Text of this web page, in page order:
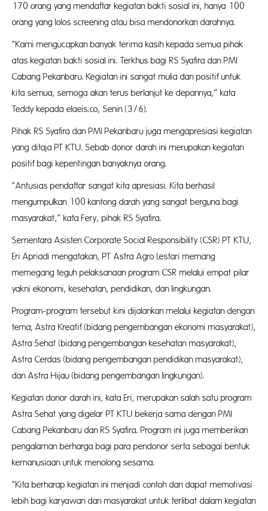
170 orang yang mendaftar kegiatan bakti sosial ini, hanya 100
orang yang lolos screening atau bisa mendonorkan darahnya.
“Kami mengucapkan banyak terima kasih kepada semua pihak
atas kegiatan bakti sosial ini. Terkhus bagi RS Syafira dan PMI
Cabang Pekanbaru. Kegiatan ini sangat mulia dan positif untuk
kita semua, semoga akan terus berlanjut ke depannya,” kata
Teddy kepada elaeis.co, Senin (3/6).
Pihak RS Syafira dan PMI Pekanbaru juga mengapresiasi kegiatan
yang ditaja PT KTU. Sebab donor darah ini merupakan kegiatan
positif bagi kepentingan banyaknya orang.
“Antusias pendaftar sangat kita apresiasi. Kita berhasil
mengumpulkan 100 kantong darah yang sangat berguna bagi
masyarakat,” kata Fery, pihak RS Syafira.
Sementara Asisten Corporate Social Responsibility (CSR) PT KTU,
Eri Apriadi mengatakan, PT Astra Agro Lestari memang
memegang teguh pelaksanaan program CSR melalui empat pilar
yakni ekonomi, kesehatan, pendidikan, dan lingkungan.
Program-program tersebut kini dijalankan melalui kegiatan dengan
tema; Astra Kreatif (bidang pengembangan ekonomi masyarakat),
Astra Sehat (bidang pengembangan kesehatan masyarakat),
Astra Cerdas (bidang pengembangan pendidikan masyarakat),
dan Astra Hijau (bidang pengembangan lingkungan).
Kegiatan donor darah ini, kata Eri, merupakan salah satu program
Astra Sehat yang digelar PT KTU bekerja sama dengan PMI
Cabang Pekanbaru dan RS Syafira. Program ini juga memberikan
pengalaman berharga bagi para pendonor serta sebagai bentuk
kemanusiaan untuk menolong sesama.
“Kita berharap kegiatan ini menjadi contoh dan dapat memotivasi
lebih bagi karyawan dan masyarakat untuk terlibat dalam kegiatan